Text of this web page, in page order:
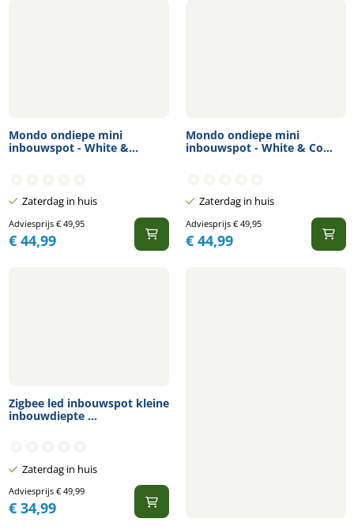
Mondo ondiepe mini
inbouwspot - White &...
Zaterdag in huis
Adviesprijs €49,95
€44,99
Mondo ondiepe mini
inbouwspot - White & Co...
Zaterdag in huis
Adviesprijs €49,95
€44,99
Zigbee led inbouwspot kleine
inbouwdiepte ...
Zaterdag in huis
Adviesprijs €49,99
€34,99